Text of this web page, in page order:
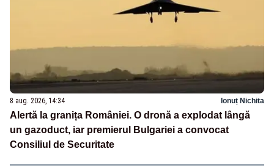
8 aug. 2026, 14:34 Ionuț Nichita
Alertă la granița României. O dronă a explodat lângă
un gazoduct, iar premierul Bulgariei a convocat
Consiliul de Securitate